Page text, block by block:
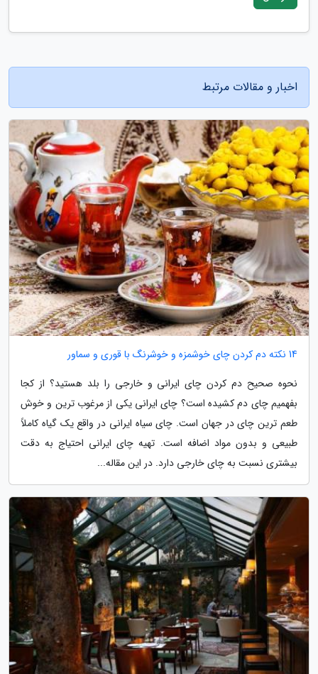
اخبار و مقالات مرتبط
14 نکته دم کردن چای خوشمزه و خوشرنگ با قوری و سماور
نحوه صحیح دم کردن چای ایرانی و خارجی را بلد هستید؟ از کجا
بفهمیم چای دم کشیده است؟ چای ایرانی یکی از مرغوب ترین و خوش
طعم ترین چای در جهان است. چای سیاه ایرانی در واقع یک گیاه کاملاً
طبیعی و بدون مواد اضافه است. تهیه چای ایرانی احتیاج به دقت
بیشتری نسبت به چای خارجی دارد. در این مقاله...